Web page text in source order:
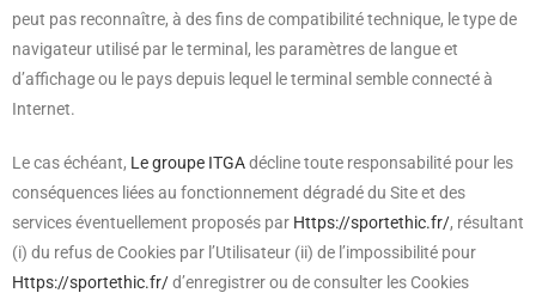
peut pas reconnaître, à des fins de compatibilité technique, le type de
navigateur utilisé par le terminal, les paramètres de langue et
d’affichage ou le pays depuis lequel le terminal semble connecté à
Internet.
Le cas échéant, Le groupe ITGAdécline toute responsabilité pour les
conséquences liées au fonctionnement dégradé du Site et des
services éventuellement proposés par Https://sportethic.fr/, résultant
(i) du refus de Cookies par l’Utilisateur (ii) de l’impossibilité pour
Https://sportethic.fr/d’enregistrer ou de consulter les Cookies